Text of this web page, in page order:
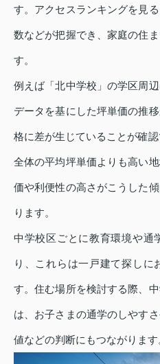
す。アクセスランキングを見
数などが把握でき、家庭の住
す。
例えば「北中学校」の学区周
データを基にした坪単価の推
格に差が生じていることが確
全体の平均坪単価よりも高い
価や利便性の高さがこうした
ります。
中学校区ごとに教育環境や通
り、これらは一戸建て探しに
す。住む場所を検討する際、
は、お子さまの通学のしやす
値などの判断にもつながります